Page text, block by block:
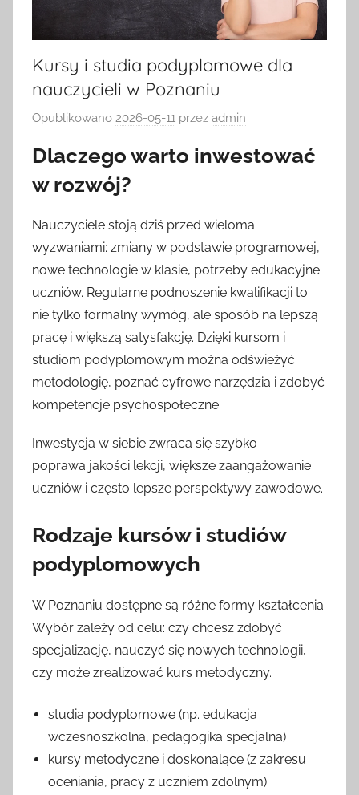
Kursy i studia podyplomowe dla
nauczycieli w Poznaniu
Opublikowano 2026-05-11 przez admin
Dlaczego warto inwestować
w rozwój?
Nauczyciele stoją dziś przed wieloma
wyzwaniami: zmiany w podstawie programowej,
nowe technologie w klasie, potrzeby edukacyjne
uczniów. Regularne podnoszenie kwalifikacji to
nie tylko formalny wymóg, ale sposób na lepszą
pracę i większą satysfakcję. Dzięki kursom i
studiom podyplomowym można odświeżyć
metodologię, poznać cyfrowe narzędzia i zdobyć
kompetencje psychospołeczne.
Inwestycja w siebie zwraca się szybko —
poprawa jakości lekcji, większe zaangażowanie
uczniów i często lepsze perspektywy zawodowe.
Rodzaje kursów i studiów
podyplomowych
W Poznaniu dostępne są różne formy kształcenia.
Wybór zależy od celu: czy chcesz zdobyć
specjalizację, nauczyć się nowych technologii,
czy może zrealizować kurs metodyczny.
studia podyplomowe (np. edukacja
wczesnoszkolna, pedagogika specjalna)
kursy metodyczne i doskonalące (z zakresu
oceniania, pracy z uczniem zdolnym)